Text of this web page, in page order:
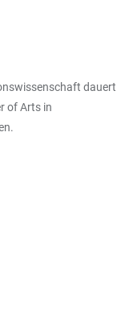
dauert
of Arts in